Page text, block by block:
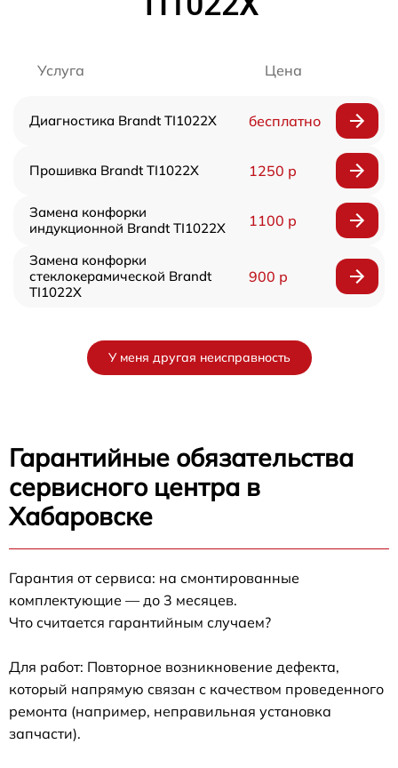
Услуга Цена
Диагностика Brandt TI1022X бесплатно
Прошивка Brandt TI1022X 1250 р
Замена конфорки
индукционной Brandt TI1022X
1100 р
Замена конфорки
стеклокерамической Brandt
TI1022X
900 р
У меня другая неисправность
Гарантийные обязательства
сервисного центра в
Хабаровске
Гарантия от сервиса: на смонтированные
комплектующие — до 3 месяцев.
Что считается гарантийным случаем?
Для работ: Повторное возникновение дефекта,
который напрямую связан с качеством проведенного
ремонта (например, неправильная установка
запчасти).